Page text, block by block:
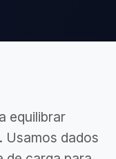
equilibrar
Usamos dados